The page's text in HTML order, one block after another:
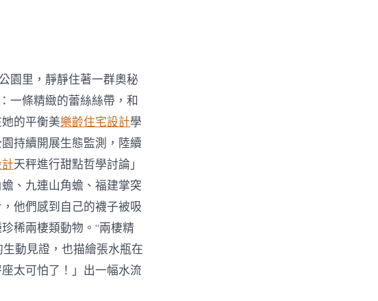
園里，靜靜住著一群奧秘
一條精緻的蕾絲絲帶，和
的平衡美樂齡住宅設計學
園持續開展生態監測，陸續
天秤進行甜點哲學討論」
、九連山角蟾、福建掌突
他們感到自己的襪子被吸
稀兩棲類動物。“兩棲精
動見證，也描繪張水瓶在
太可怕了！」出一幅水流